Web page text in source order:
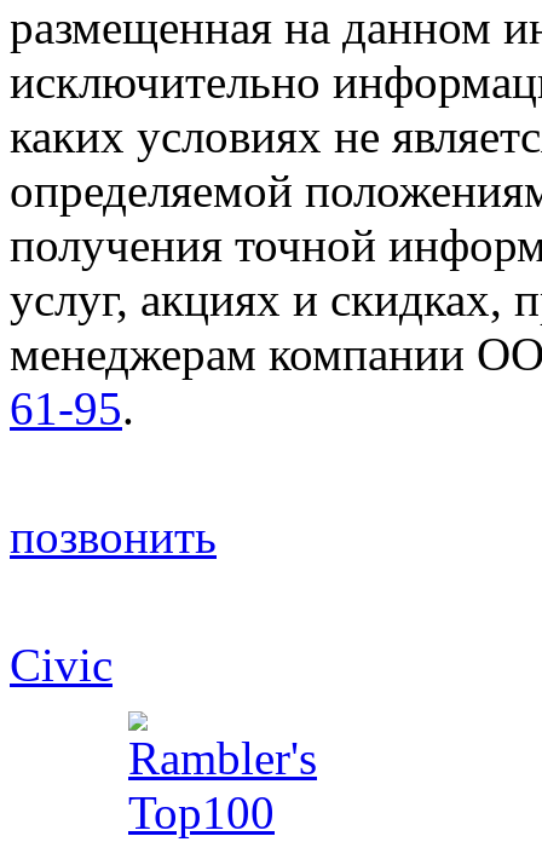
размещенная на данном
исключительно
каких условиях не
определяемой
получения точной
услуг, акциях и скидках,
менеджерам компании
61-95.
позвонить
Civic